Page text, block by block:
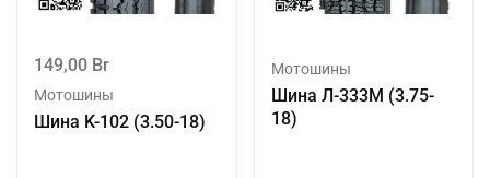
149,00 Br
Мотошины
Шина K-102 (3.50-18)
Мотошины
Шина Л-333M (3.75-
18)